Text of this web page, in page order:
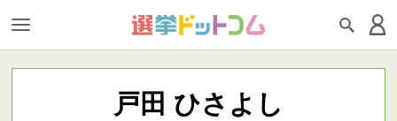
戸田 ひさよし